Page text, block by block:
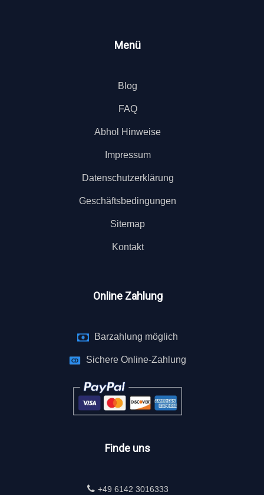
Menü
Blog
FAQ
Abhol Hinweise
Impressum
Datenschutzerklärung
Geschäftsbedingungen
Sitemap
Kontakt
Online Zahlung
Barzahlung möglich
Sichere Online-Zahlung
Finde uns
+49 6142 3016333